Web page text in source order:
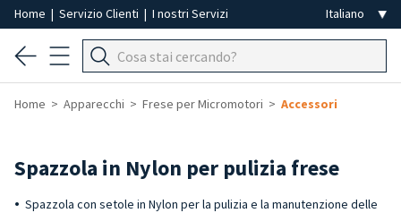
Home | Servizio Clienti | I nostri Servizi
Home Apparecchi Frese per Micromotori Accessori
Spazzola in Nylon per pulizia frese
Spazzola con setole in Nylon per la pulizia e la manutenzione delle